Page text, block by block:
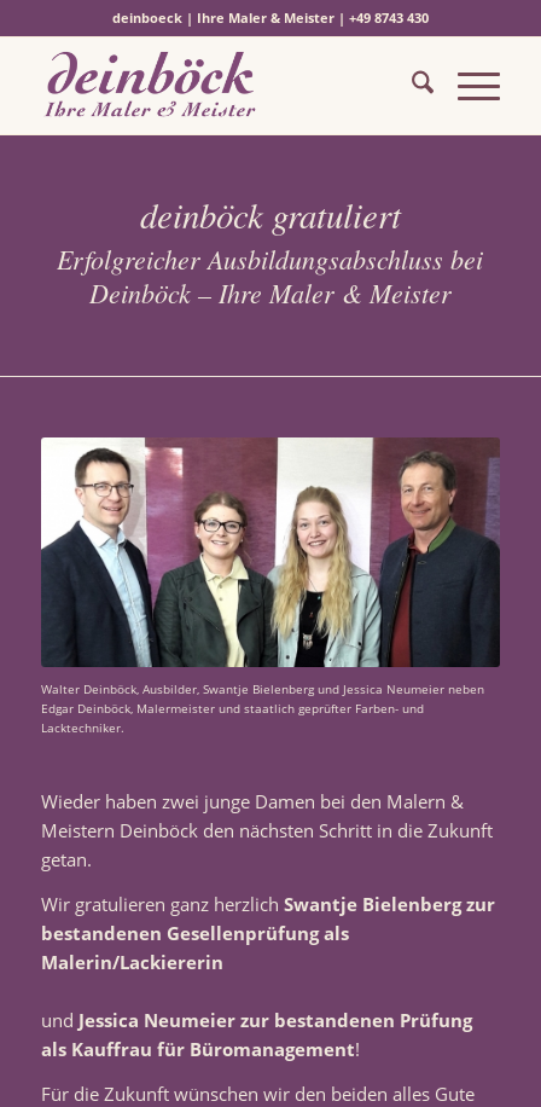
deinboeck | Ihre Maler & Meister | +49 8743 430
deinböck gratuliert
Erfolgreicher Ausbildungsabschluss bei
Deinböck – Ihre Maler & Meister
Walter Deinböck, Ausbilder, Swantje Bielenberg und Jessica Neumeier neben
Edgar Deinböck, Malermeister und staatlich geprüfter Farben- und
Lacktechniker.
Wieder haben zwei junge Damen bei den Malern &
Meistern Deinböck den nächsten Schritt in die Zukunft
getan.
Wir gratulieren ganz herzlich Swantje Bielenberg zur
bestandenen Gesellenprüfung als
Malerin/Lackiererin
und Jessica Neumeier zur bestandenen Prüfung
als Kauffrau für Büromanagement!
Für die Zukunft wünschen wir den beiden alles Gute